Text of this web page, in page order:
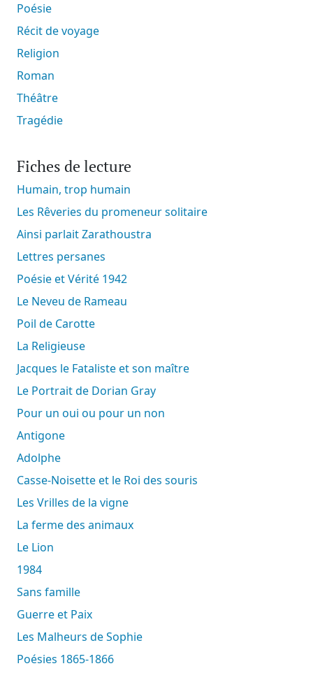
Poésie
Récit de voyage
Religion
Roman
Théâtre
Tragédie
Fiches de lecture
Humain, trop humain
Les Rêveries du promeneur solitaire
Ainsi parlait Zarathoustra
Lettres persanes
Poésie et Vérité 1942
Le Neveu de Rameau
Poil de Carotte
La Religieuse
Jacques le Fataliste et son maître
Le Portrait de Dorian Gray
Pour un oui ou pour un non
Antigone
Adolphe
Casse-Noisette et le Roi des souris
Les Vrilles de la vigne
La ferme des animaux
Le Lion
1984
Sans famille
Guerre et Paix
Les Malheurs de Sophie
Poésies 1865-1866